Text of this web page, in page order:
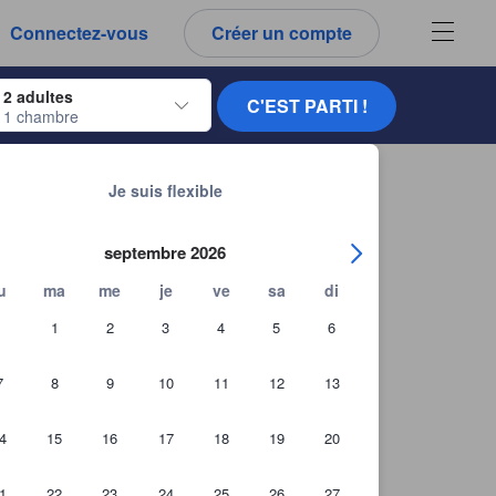
Connectez-vous Créer un compte
naviguer, appuyez sur Entrée pour sélectionner.
2 adultes
1 chambre
de dates. Utilisez les flèches du clavier pour naviguer entre les
Je suis flexible
septembre 2026
ma me je ve sa di
1 2 3 4 5 6
8 9 10 11 12 13
15 16 17 18 19 20
C'EST PARTI !
et tous les commentaires que vous voyez sont authentiques.